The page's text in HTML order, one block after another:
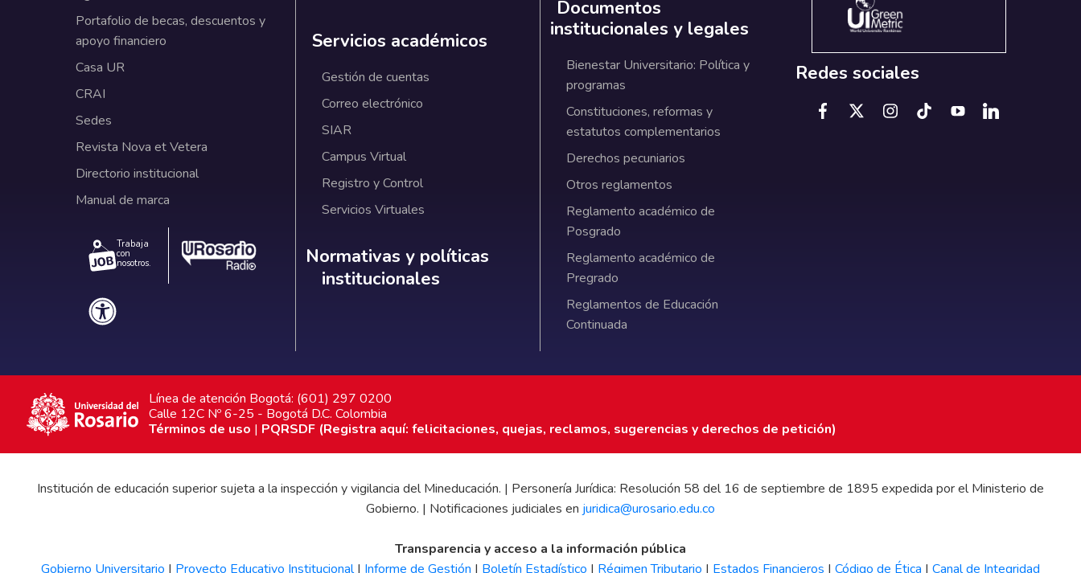
Portafolio de becas, descuentos y
apoyo financiero
Casa UR
CRAI
Sedes
Revista Nova et Vetera
Directorio institucional
Manual de marca
Trabaja
con
nosotros.
Servicios académicos
Gestión de cuentas
Correo electrónico
SIAR
Campus Virtual
Registro y Control
Servicios Virtuales
Normativas y políticas institucionales
Normativas y políticas
institucionales
Documentos
institucionales y legales
Bienestar Universitario: Política y
programas
Constituciones, reformas y
estatutos complementarios
Derechos pecuniarios
Otros reglamentos
Reglamento académico de
Posgrado
Reglamento académico de
Pregrado
Reglamentos de Educación
Continuada
Redes sociales
Línea de atención Bogotá: (601) 297 0200
Calle 12C Nº 6-25 - Bogotá D.C. Colombia
Términos de uso | PQRSDF (Registra aquí: felicitaciones, quejas, reclamos, sugerencias y derechos de petición)
Institución de educación superior sujeta a la inspección y vigilancia del Mineducación. | Personería Jurídica: Resolución 58 del 16 de septiembre de 1895 expedida por el Ministerio de
Gobierno. | Notificaciones judiciales en juridica@urosario.edu.co
Transparencia y acceso a la información pública
Gobierno Universitario | Proyecto Educativo Institucional| Informe de Gestión | Boletín Estadístico | Régimen Tributario | Estados Financieros | Código de Ética | Canal de Integridad